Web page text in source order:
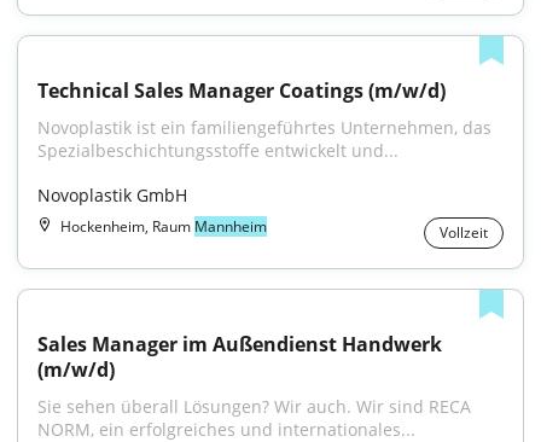
Technical Sales Manager Coatings (m/w/d)
Novoplastik ist ein familiengeführtes Unternehmen, das
Spezialbeschichtungsstoffe entwickelt und...
Novoplastik GmbH
Hockenheim, Raum Mannheim Vollzeit
Sales Manager im Außendienst Handwerk
(m/w/d)
Sie sehen überall Lösungen? Wir auch. Wir sind RECA
NORM, ein erfolgreiches und internationales...